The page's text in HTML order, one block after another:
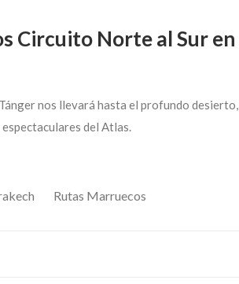
Circuito Norte al Sur en
nos llevará hasta el profundo desierto,
del Atlas.
Rutas Marruecos